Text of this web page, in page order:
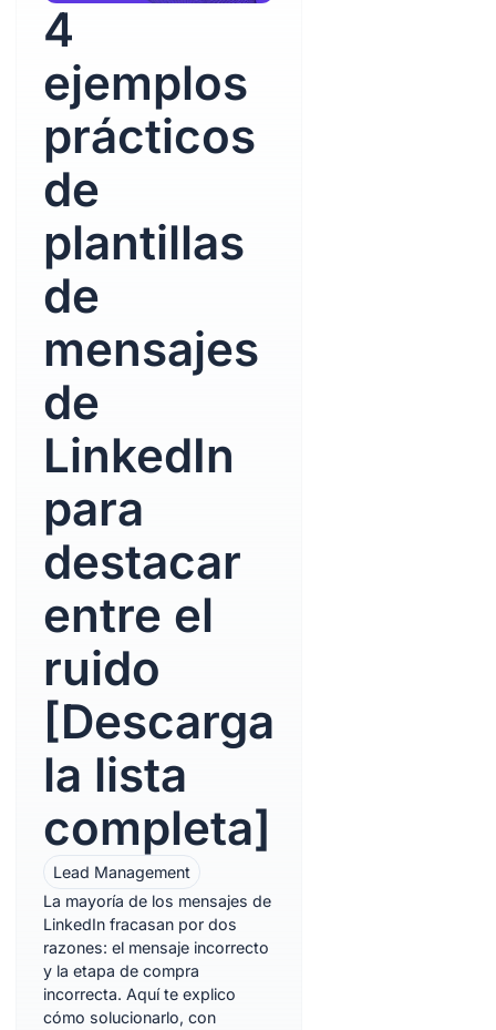
4
ejemplos
prácticos
de
plantillas
de
mensajes
de
LinkedIn
para
destacar
entre el
ruido
[Descarga
la lista
completa]
Lead Management
La mayoría de los mensajes de
LinkedIn fracasan por dos
razones: el mensaje incorrecto
y la etapa de compra
incorrecta. Aquí te explico
cómo solucionarlo, con